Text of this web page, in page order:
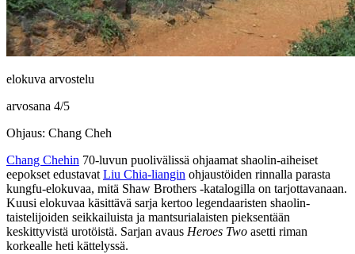
elokuva arvostelu
arvosana 4/5
Ohjaus: Chang Cheh
Chang Chehin 70‑luvun puolivälissä ohjaamat shaolin-aiheiset
eepokset edustavat Liu Chia-liangin ohjaustöiden rinnalla parasta
kungfu-elokuvaa, mitä Shaw Brothers ‑katalogilla on tarjottavanaan.
Kuusi elokuvaa käsittävä sarja kertoo legendaaristen shaolin-
taistelijoiden seikkailuista ja mantsurialaisten pieksentään
keskittyvistä urotöistä. Sarjan avaus Heroes Two asetti riman
korkealle heti kättelyssä.